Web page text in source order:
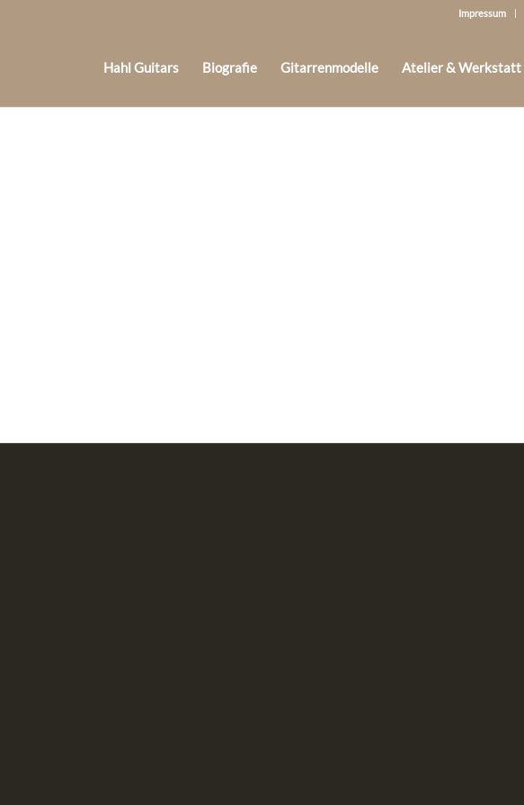
Impressum
Hahl Guitars Biografie Gitarrenmodelle Atelier & Werkstatt